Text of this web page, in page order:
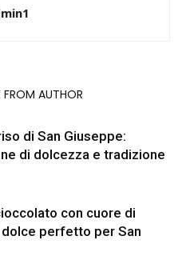
FROM AUTHOR
di San Giuseppe:
di dolcezza e tradizione
con cuore di
perfetto per San